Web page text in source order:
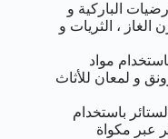
الباركية و
الغاز ، الثريات و
مواد
و لمعان للأثاث
باستخدام
عبر مكواة